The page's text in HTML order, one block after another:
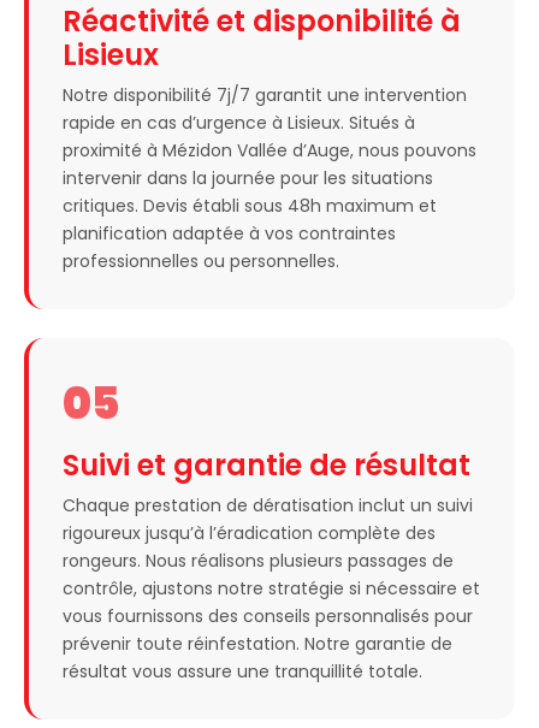
Réactivité et disponibilité à
Lisieux
Notre disponibilité 7j/7 garantit une intervention
rapide en cas d’urgence à Lisieux. Situés à
proximité à Mézidon Vallée d’Auge, nous pouvons
intervenir dans la journée pour les situations
critiques. Devis établi sous 48h maximum et
planification adaptée à vos contraintes
professionnelles ou personnelles.
05
Suivi et garantie de résultat
Chaque prestation de dératisation inclut un suivi
rigoureux jusqu’à l’éradication complète des
rongeurs. Nous réalisons plusieurs passages de
contrôle, ajustons notre stratégie si nécessaire et
vous fournissons des conseils personnalisés pour
prévenir toute réinfestation. Notre garantie de
résultat vous assure une tranquillité totale.